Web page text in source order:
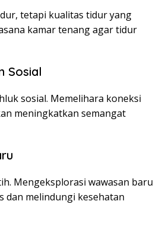
tetapi kualitas tidur yang
kamar tenang agar tidur
Sosial
sosial. Memelihara koneksi
meningkatkan semangat
Mengeksplorasi wawasan baru
dan melindungi kesehatan